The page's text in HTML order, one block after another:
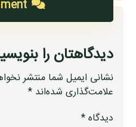
دیدگاهتان را
نشانی ایمیل شما منتشر
علامت‌گذاری شده‌اند*
دیدگاه*